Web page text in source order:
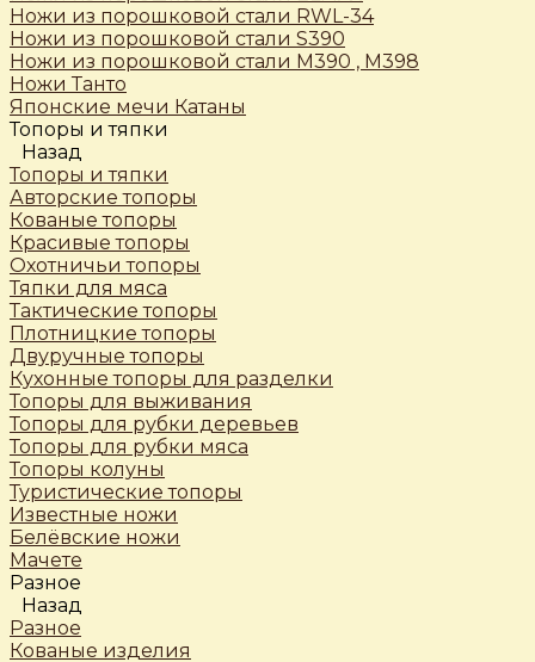
Ножи из порошковой стали RWL-34
Ножи из порошковой стали S390
Ножи из порошковой стали М390 , М398
Ножи Танто
Японские мечи Катаны
Топоры и тяпки
Назад
Топоры и тяпки
Авторские топоры
Кованые топоры
Красивые топоры
Охотничьи топоры
Тяпки для мяса
Тактические топоры
Плотницкие топоры
Двуручные топоры
Кухонные топоры для разделки
Топоры для выживания
Топоры для рубки деревьев
Топоры для рубки мяса
Топоры колуны
Туристические топоры
Известные ножи
Белёвские ножи
Мачете
Разное
Назад
Разное
Кованые изделия